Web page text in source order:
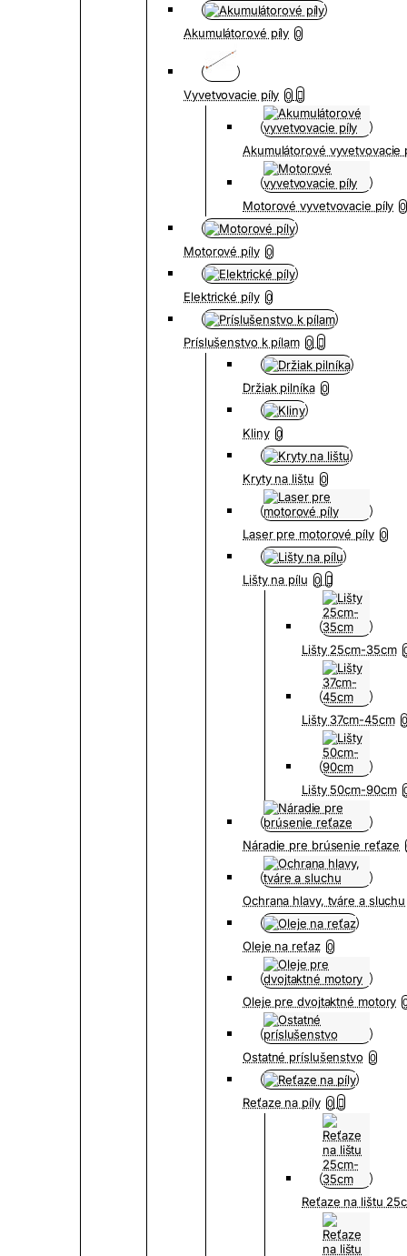
Akumulátorové píly 0
Vyvetvovacie píly 0
Akumulátorové vyvetvovacie
Motorové vyvetvovacie píly 0
Motorové píly 0
Elektrické píly 0
Príslušenstvo k pílam 0
Držiak pilníka 0
Kliny 0
Kryty na lištu 0
Laser pre motorové píly 0
Lišty na pílu 0
Lišty 25cm-35cm
Lišty 37cm-45cm 0
Lišty 50cm-90cm
Náradie pre brúsenie reťaze
Ochrana hlavy, tváre a sluchu
Oleje na reťaz 0
Oleje pre dvojtaktné motory
Ostatné príslušenstvo 0
Reťaze na píly 0
Reťaze na lištu